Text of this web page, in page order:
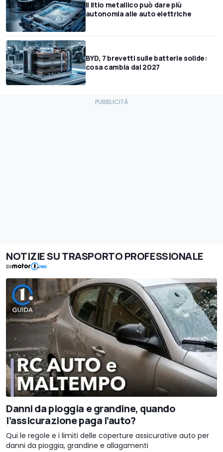
Il litio metallico può dare più
autonomia alle auto elettriche
BYD, 7 brevetti sulle batterie solide:
cosa cambia dal 2027
NOTIZIE SU TRASPORTO PROFESSIONALE
DI
Danni da pioggia e grandine, quando
l’assicurazione paga l’auto?
Qui le regole e i limiti delle coperture assicurative auto per
danni da pioggia, grandine e allagamenti